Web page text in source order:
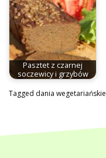
Pasztet z czarnej
soczewicy i grzybów
Tagged dania wegetariańskie